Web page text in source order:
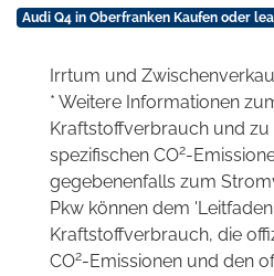
Audi Q4 in Oberfranken Kaufen oder
Irrtum und
* Weitere Informationen
Kraftstoffverbrauch und zu
spezifischen CO2-
gegebenenfalls zum
Pkw können dem
Kraftstoffverbrauch, die
CO2-Emissionen und den